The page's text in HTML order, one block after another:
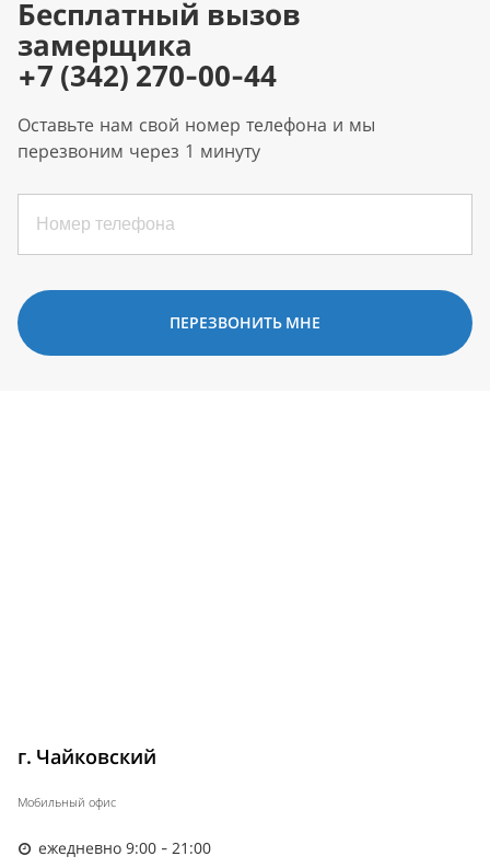
Бесплатный вызов
замерщика
+7 (342) 270-00-44
Оставьте нам свой номер телефона и мы
перезвоним через 1 минуту
ПЕРЕЗВОНИТЬ МНЕ
г. Чайковский
Мобильный офис
ежедневно 9:00 - 21:00